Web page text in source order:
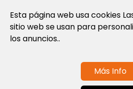
Política de cookies
Nota Legal y Condiciones
Contáctanos
Esta página web usa cookies
sitio web se usan para
los anuncios..
Más Info